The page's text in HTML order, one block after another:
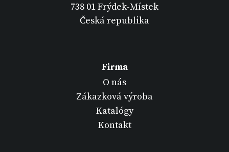
738 01 Frýdek-Místek
Česká republika
Firma
O nás
Zákazková výroba
Katalógy
Kontakt